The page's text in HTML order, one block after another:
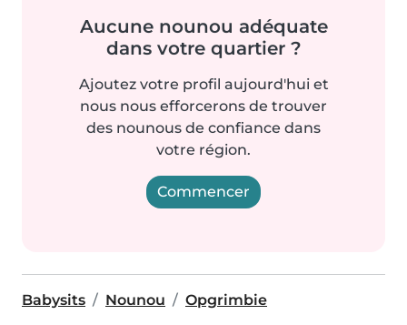
Aucune nounou adéquate
dans votre quartier ?
Ajoutez votre profil aujourd'hui et
nous nous efforcerons de trouver
des nounous de confiance dans
votre région.
Commencer
Babysits Nounou Opgrimbie